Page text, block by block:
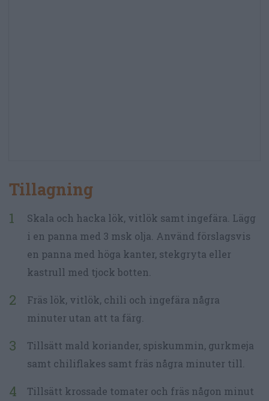
Tillagning
Skala och hacka lök, vitlök samt ingefära. Lägg
i en panna med 3 msk olja. Använd förslagsvis
en panna med höga kanter, stekgryta eller
kastrull med tjock botten.
Fräs lök, vitlök, chili och ingefära några
minuter utan att ta färg.
Tillsätt mald koriander, spiskummin, gurkmeja
samt chiliflakes samt fräs några minuter till.
Tillsätt krossade tomater och fräs någon minut